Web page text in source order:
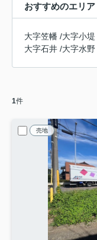
おすすめのエリア
大字笠幡 /大字小堤
大字石井 /大字水野
1件
売地